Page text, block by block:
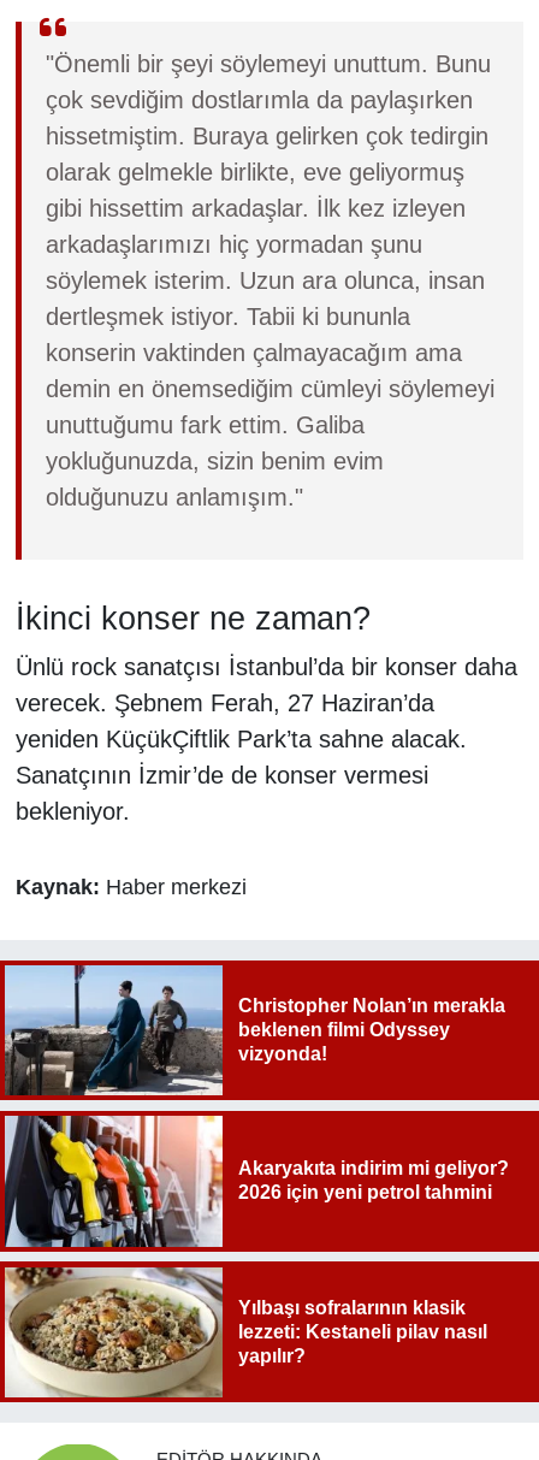
"Önemli bir şeyi söylemeyi unuttum. Bunu
çok sevdiğim dostlarımla da paylaşırken
hissetmiştim. Buraya gelirken çok tedirgin
olarak gelmekle birlikte, eve geliyormuş
gibi hissettim arkadaşlar. İlk kez izleyen
arkadaşlarımızı hiç yormadan şunu
söylemek isterim. Uzun ara olunca, insan
dertleşmek istiyor. Tabii ki bununla
konserin vaktinden çalmayacağım ama
demin en önemsediğim cümleyi söylemeyi
unuttuğumu fark ettim. Galiba
yokluğunuzda, sizin benim evim
olduğunuzu anlamışım."
İkinci konser ne zaman?
Ünlü rock sanatçısı İstanbul’da bir konser daha
verecek. Şebnem Ferah, 27 Haziran’da
yeniden KüçükÇiftlik Park’ta sahne alacak.
Sanatçının İzmir’de de konser vermesi
bekleniyor.
Kaynak: Haber merkezi
Christopher Nolan’ın merakla
beklenen filmi Odyssey
vizyonda!
Akaryakıta indirim mi geliyor?
2026 için yeni petrol tahmini
Yılbaşı sofralarının klasik
lezzeti: Kestaneli pilav nasıl
yapılır?